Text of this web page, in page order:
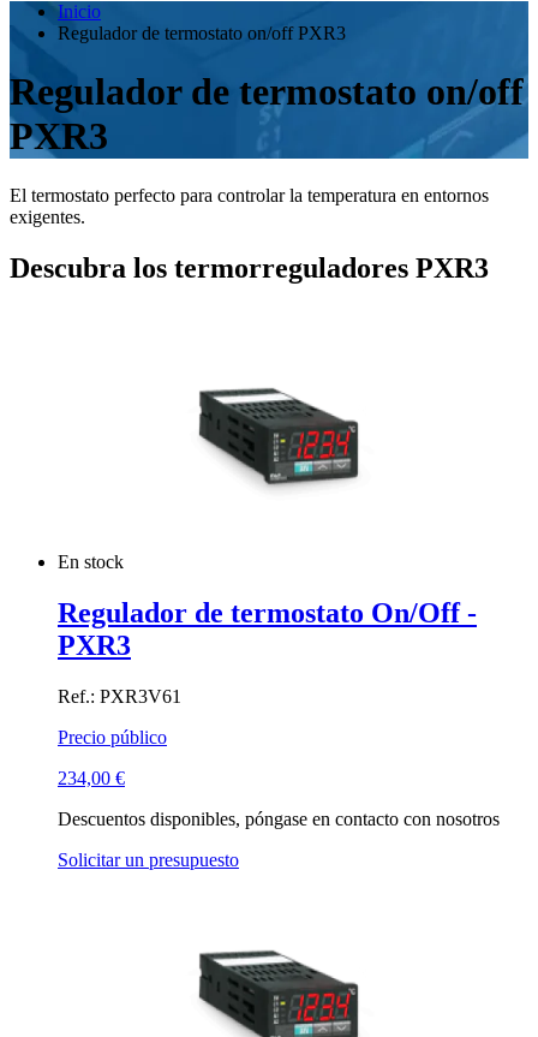
Inicio
Regulador de termostato on/off PXR3
Regulador de termostato on/off
PXR3
El termostato perfecto para controlar la temperatura en entornos
exigentes.
Descubra los termorreguladores PXR3
En stock
Regulador de termostato On/Off -
PXR3
Ref.: PXR3V61
Precio público
234,00 €
Descuentos disponibles, póngase en contacto con nosotros
Solicitar un presupuesto